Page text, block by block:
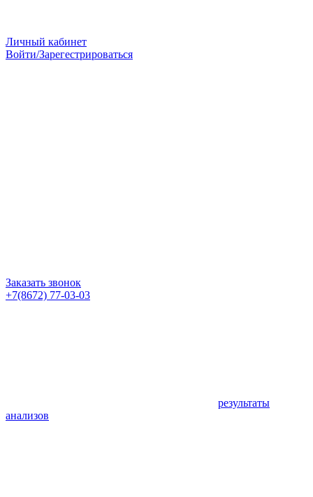
Личный кабинет
Войти/Зарегестрироваться
Заказать звонок
+7(8672) 77-03-03
результаты
анализов